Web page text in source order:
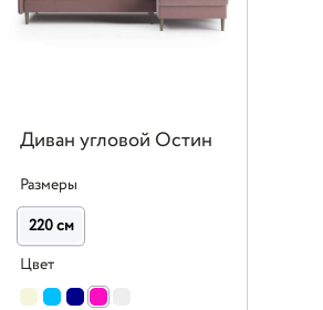
Диван угловой Остин
Размеры
220 см
Цвет